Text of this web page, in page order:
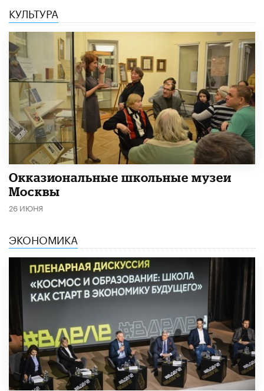
КУЛЬТУРА
​Окказиональные школьные музеи
Москвы
26 ИЮНЯ
ЭКОНОМИКА